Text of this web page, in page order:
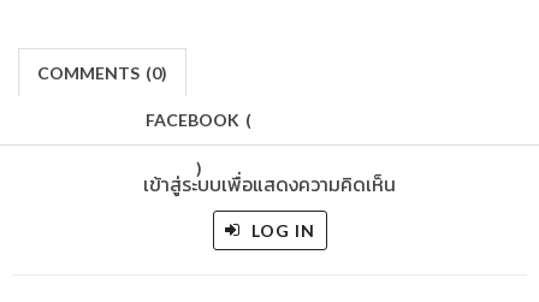
COMMENTS (0)
FACEBOOK (
)
เข้าสู่ระบบเพื่อแสดงความคิดเห็น
LOG IN